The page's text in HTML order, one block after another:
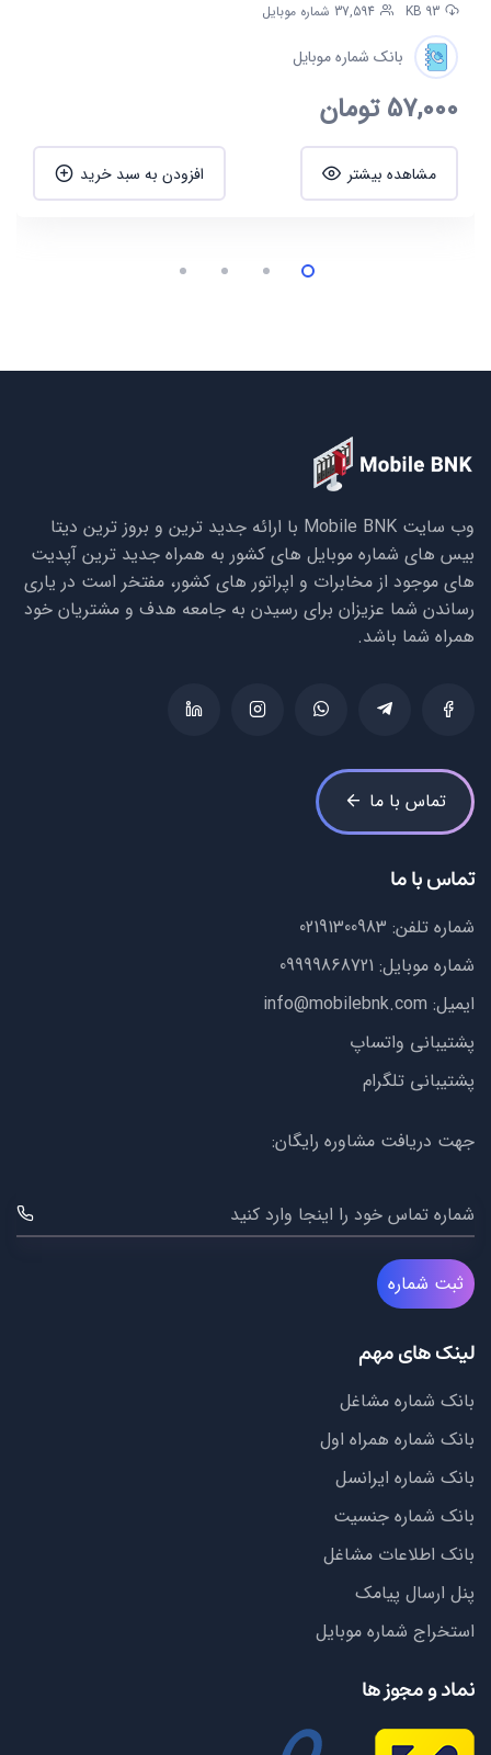
93 KB 37,594 شماره موبایل
بانک شماره موبایل
57,000تومان
مشاهده بیشتر افزودن به سبد خرید
وب سایت Mobile BNK با ارائه جدید ترین و بروز ترین دیتا
بیس های شماره موبایل های کشور به همراه جدید ترین آپدیت
های موجود از مخابرات و اپراتور های کشور، مفتخر است در یاری
رساندن شما عزیزان برای رسیدن به جامعه هدف و مشتریان خود
همراه شما باشد.
تماس با ما
تماس با ما
شماره تلفن: 02191300983
شماره موبایل: 09999868721
ایمیل: info@mobilebnk.com
پشتیبانی واتساپ
پشتیبانی تلگرام
جهت دریافت مشاوره رایگان:
شماره تماس خود را اینجا وارد کنید
ثبت شماره
لینک های مهم
بانک شماره مشاغل
بانک شماره همراه اول
بانک شماره ایرانسل
بانک شماره جنسیت
بانک اطلاعات مشاغل
پنل ارسال پیامک
استخراج شماره موبایل
نماد و مجوز ها